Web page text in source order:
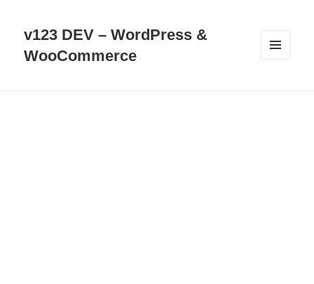
v123 DEV – WordPress &
WooCommerce